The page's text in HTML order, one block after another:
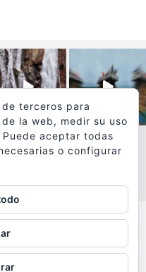
de
propiedad de su autor
terceros para
la web, medir su uso
aceptar todas
o configurar